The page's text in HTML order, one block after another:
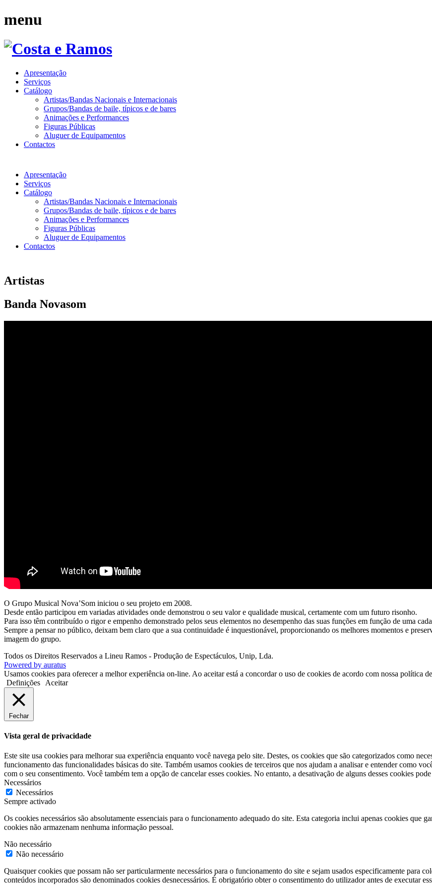
menu
Apresentação
Serviços
Catálogo
Artistas/Bandas Nacionais e Internacionais
Grupos/Bandas de baile, típicos e de bares
Animações e Performances
Figuras Públicas
Aluguer de Equipamentos
Contactos
Apresentação
Serviços
Catálogo
Artistas/Bandas Nacionais e Internacionais
Grupos/Bandas de baile, típicos e de bares
Animações e Performances
Figuras Públicas
Aluguer de Equipamentos
Contactos
Artistas
Banda Novasom
O Grupo Musical Nova’Som iniciou o seu projeto em 2008.
Desde então participou em variadas atividades onde demonstrou o seu valor e qualidade musical, certamente com um futuro risonho.
Para isso têm contribuído o rigor e empenho demonstrado pelos seus elementos no desempenho das suas funções em função de uma
Sempre a pensar no público, deixam bem claro que a sua continuidade é inquestionável, proporcionando os melhores momentos e
imagem do grupo.
Todos os Direitos Reservados a Lineu Ramos - Produção de Espectáculos, Unip, Lda.
Powered by auratus
Usamos cookies para oferecer a melhor experiência on-line. Ao aceitar está a concordar o uso de cookies de acordo com nossa política
Definições
Aceitar
Fechar
Vista geral de privacidade
Este site usa cookies para melhorar sua experiência enquanto você navega pelo site. Destes, os cookies que são categorizados como
funcionamento das funcionalidades básicas do site. Também usamos cookies de terceiros que nos ajudam a analisar e entender como
com o seu consentimento. Você também tem a opção de cancelar esses cookies. No entanto, a desativação de alguns desses cookies
Necessários
Necessários
Sempre activado
Os cookies necessários são absolutamente essenciais para o funcionamento adequado do site. Esta categoria inclui apenas cookies que
cookies não armazenam nenhuma informação pessoal.
Não necessário
Não necessário
Quaisquer cookies que possam não ser particularmente necessários para o funcionamento do site e sejam usados especificamente para
conteúdos incorporados são denominados cookies desnecessários. É obrigatório obter o consentimento do utilizador antes de executar